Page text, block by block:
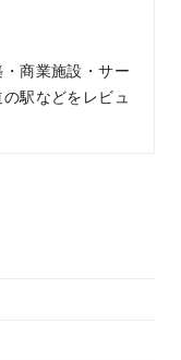
商業施設・サー
駅などをレビュ